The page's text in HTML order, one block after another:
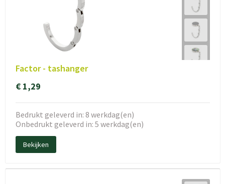
Factor - tashanger
€ 1,29
Bedrukt geleverd in: 8 werkdag(en)
Onbedrukt geleverd in: 5 werkdag(en)
Bekijken